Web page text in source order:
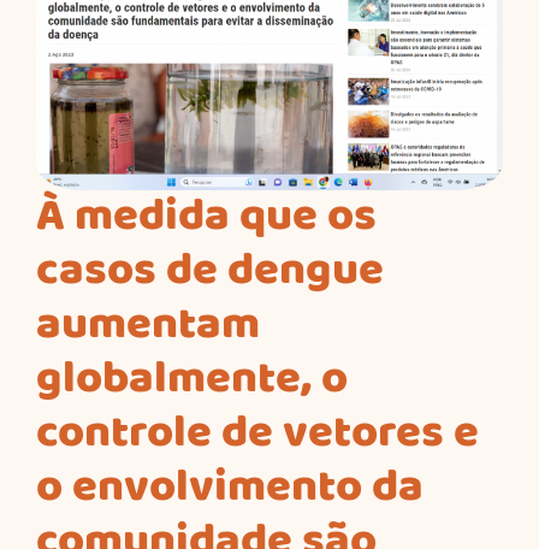
À medida que os
casos de dengue
aumentam
globalmente, o
controle de vetores e
o envolvimento da